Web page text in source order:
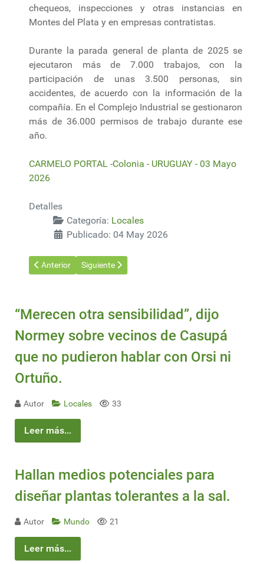
chequeos, inspecciones y otras instancias en
Montes del Plata y en empresas contratistas.
Durante la parada general de planta de 2025 se
ejecutaron más de 7.000 trabajos, con la
participación de unas 3.500 personas, sin
accidentes, de acuerdo con la información de la
compañía. En el Complejo Industrial se gestionaron
más de 36.000 permisos de trabajo durante ese
año.
CARMELO PORTAL -Colonia - URUGUAY - 03 Mayo
2026
Detalles
Categoría: Locales
Publicado: 04 May 2026
Artículo anterior: Un puerto en Soriano proyecta una nueva
Anterior Artículo siguiente: Gobierno intervino en el
Siguiente
“Merecen otra sensibilidad”, dijo
Normey sobre vecinos de Casupá
que no pudieron hablar con Orsi ni
Ortuño.
Autor Locales 33
Leer más...
Hallan medios potenciales para
diseñar plantas tolerantes a la sal.
Autor Mundo 21
Leer más...